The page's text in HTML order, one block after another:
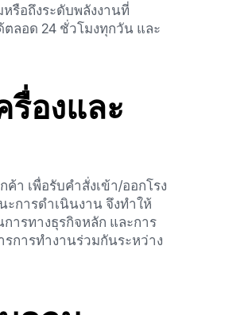
รือถึงระดับพลังงานที่
ลอด 24 ชั่วโมงทุกวัน และ
รื่องและ
ค้า เพื่อรับคำสั่งเข้า/ออกโรง
ะการดำเนินงาน จึงทำให้
ารทางธุรกิจหลัก และการ
การทำงานร่วมกันระหว่าง